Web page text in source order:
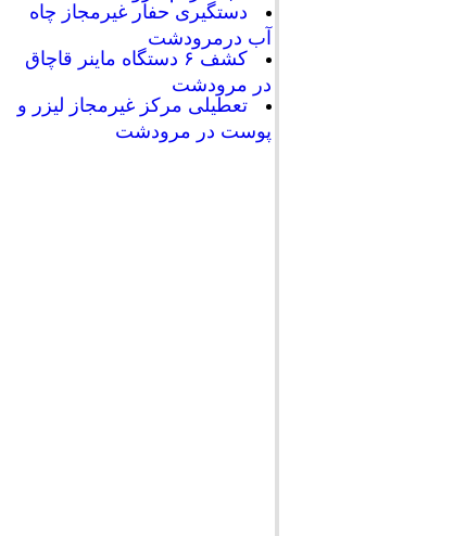
دستگیری حفار غیرمجاز چاه
آب درمرودشت
کشف ۶ دستگاه ماینر قاچاق
در مرودشت
تعطیلی مرکز غیرمجاز لیزر و
پوست در مرودشت